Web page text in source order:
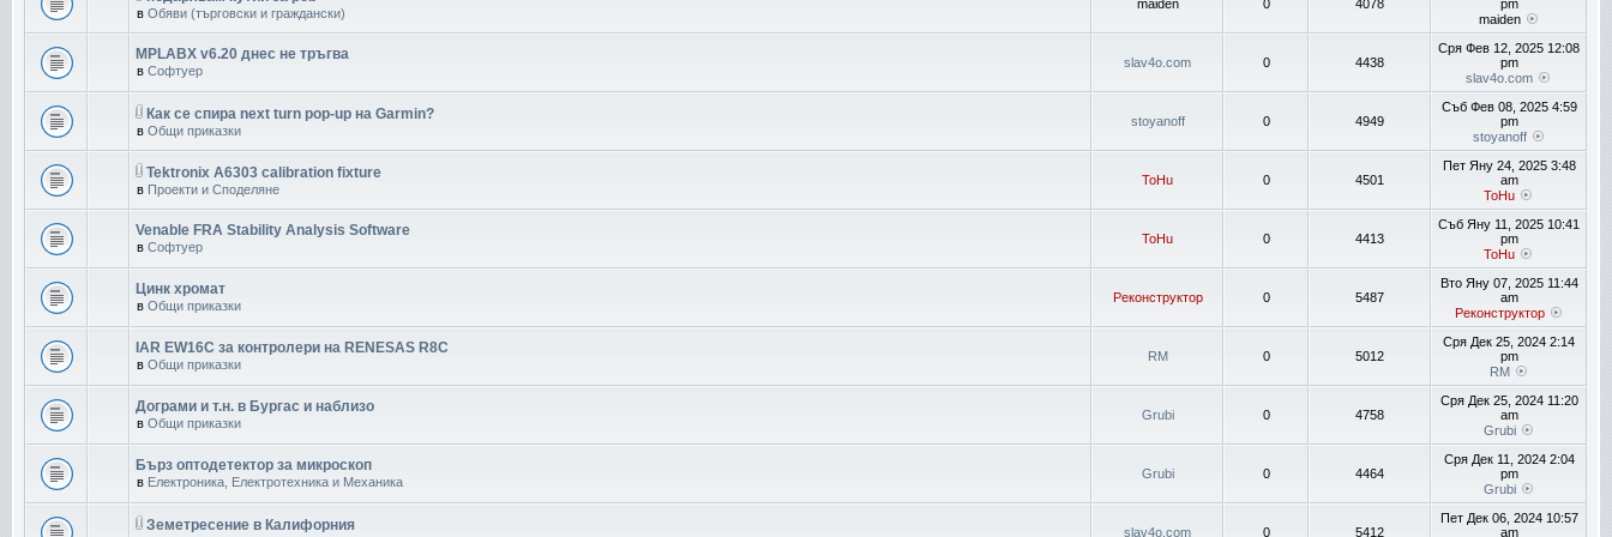
в Обяви (търговски и граждански)
maiden 0 4078
pm
maiden
MPLABX v6.20 днес не тръгва
в Софтуер
slav4o.com 0 4438
Сря Фев 12, 2025 12:08
pm
slav4o.com
Как се спира next turn pop-up на Garmin?
в Общи приказки
stoyanoff 0 4949
Съб Фев 08, 2025 4:59
pm
stoyanoff
Tektronix A6303 calibration fixture
в Проекти и Споделяне
ToHu 0 4501
Пет Яну 24, 2025 3:48
am
ToHu
Venable FRA Stability Analysis Software
в Софтуер
ToHu 0 4413
Съб Яну 11, 2025 10:41
pm
ToHu
Цинк хромат
в Общи приказки
Реконструктор 0 5487
Вто Яну 07, 2025 11:44
am
Реконструктор
IAR EW16C за контролери на RENESAS R8C
в Общи приказки
RM 0 5012
Сря Дек 25, 2024 2:14
pm
RM
Дограми и т.н. в Бургас и наблизо
в Общи приказки
Grubi 0 4758
Сря Дек 25, 2024 11:20
am
Grubi
Бърз оптодетектор за микроскоп
в Електроника, Електротехника и Механика
Grubi 0 4464
Сря Дек 11, 2024 2:04
pm
Grubi
Земетресение в Калифорния slav4o.com 0 5412
Пет Дек 06, 2024 10:57
am